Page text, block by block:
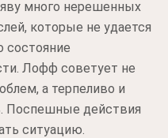
много нерешенных
которые не удается
состояние
Лофф советует не
а терпеливо и
Поспешные действия
ситуацию.